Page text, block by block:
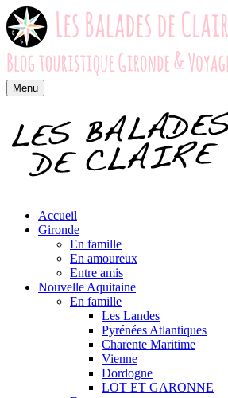
Menu
Accueil
Gironde
En famille
En amoureux
Entre amis
Nouvelle Aquitaine
En famille
Les Landes
Pyrénées Atlantiques
Charente Maritime
Vienne
Dordogne
LOT ET GARONNE